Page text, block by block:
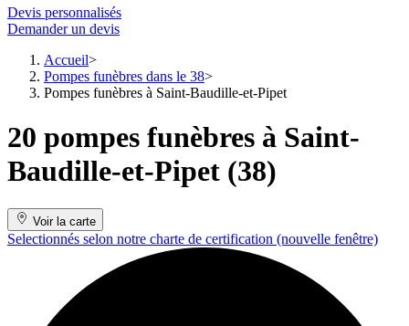
Devis personnalisés
Demander un devis
Accueil
Pompes funèbres dans le 38
Pompes funèbres à Saint-Baudille-et-Pipet
20 pompes funèbres à Saint-
Baudille-et-Pipet (38)
Voir la carte
Selectionnés selon notre charte de certification (nouvelle fenêtre)